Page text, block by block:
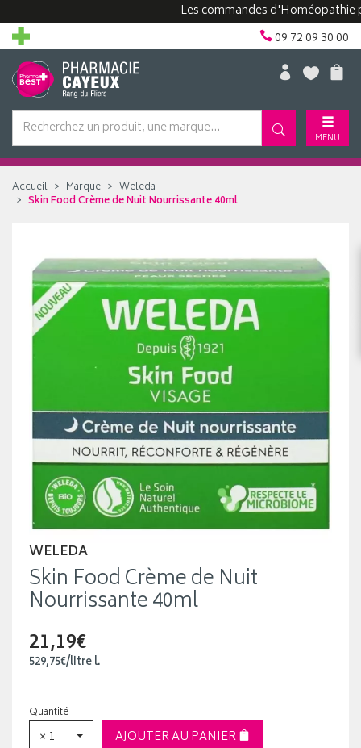
Les commandes d'Homéopathie
09 72 09 30 00
MENU
Accueil Marque
Weleda
Skin Food Crème de Nuit Nourrissante 40ml
WELEDA
Skin Food Crème de Nuit
Nourrissante 40ml
21,19€
529,75€/litrel.
Quantité
× 1
AJOUTER AU PANIER